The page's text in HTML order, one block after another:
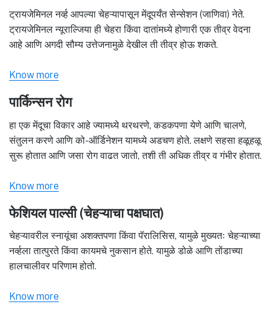
ट्रायजेमिनल नर्व्ह आपल्या चेहऱ्यापासून मेंदूपर्यंत सेन्सेशन (जाणिवा) नेते.
ट्रायजेमिनल न्यूराल्जिया ही चेहरा किंवा दातांमध्ये होणारी एक तीव्र वेदना
आहे आणि अगदी सौम्य उत्तेजनामुळे देखील ती तीव्र होऊ शकते.
Know more
पार्किन्सन रोग
हा एक मेंदूचा विकार आहे ज्यामध्ये थरथरणे, कडकपणा येणे आणि चालणे,
संतुलन करणे आणि को-ऑर्डिनेशन यामध्ये अडचण होते. लक्षणे सहसा हळूहळू
सुरू होतात आणि जसा रोग वाढत जातो, तशी ती अधिक तीव्र व गंभीर होतात.
Know more
फेशियल पाल्सी (चेहऱ्याचा पक्षघात)
चेहऱ्यावरील स्नायूंचा अशक्तपणा किंवा पॅरालिसिस, यामुळे मुख्यतः चेहऱ्याच्या
नर्व्हला तात्पुरते किंवा कायमचे नुकसान होते. यामुळे डोळे आणि तोंडाच्या
हालचालीवर परिणाम होतो.
Know more